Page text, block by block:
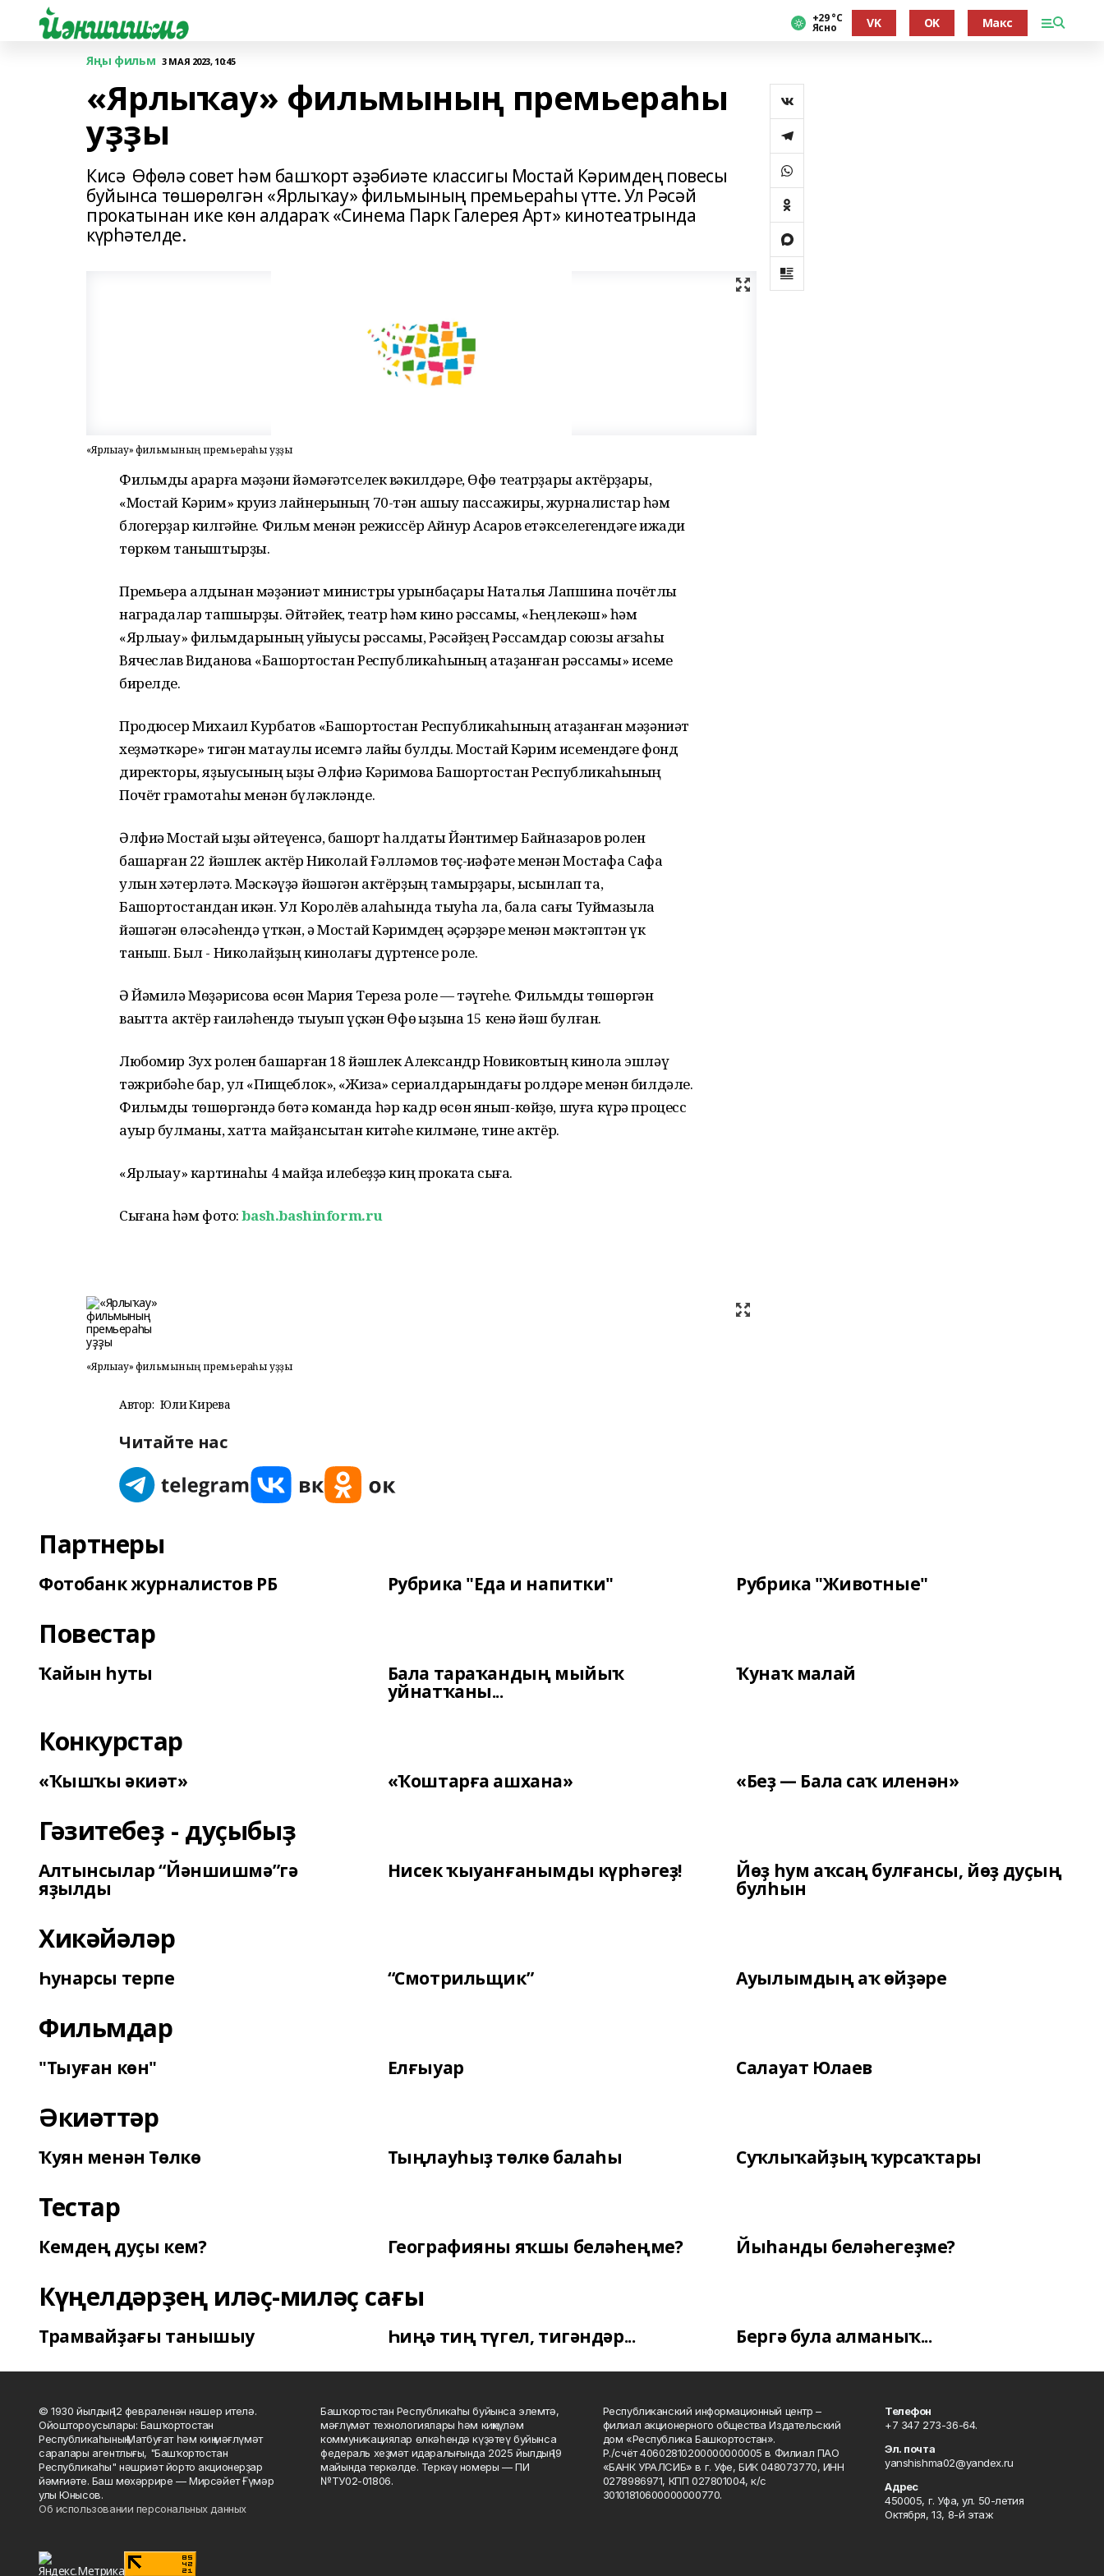
+29 °С
Ясно VK OK Макс
Яңы фильм 3 МАЯ 2023, 10:45
«Ярлыҡау» фильмының премьераһы
уҙҙы
Кисә Өфөлә совет һәм башҡорт әҙәбиәте классигы Мостай Кәримдең повесы
буйынса төшөрөлгән «Ярлыҡау» фильмының премьераһы үтте. Ул Рәсәй
прокатынан ике көн алдараҡ «Синема Парк Галерея Арт» кинотеатрында
күрһәтелде.
«Ярлыҡау» фильмының премьераһы уҙҙы
Фильмды ҡарарға мәҙәни йәмәғәтселек вәкилдәре, Өфө театрҙары актёрҙары,
«Мостай Кәрим» круиз лайнерының 70-тән ашыу пассажиры, журналистар һәм
блогерҙар килгәйне. Фильм менән режиссёр Айнур Асҡаров етәкселегендәге ижади
төркөм таныштырҙы.
Премьера алдынан мәҙәниәт министры урынбаҫары Наталья Лапшина почётлы
наградалар тапшырҙы. Әйтәйек, театр һәм кино рәссамы, «Һеңлекәш» һәм
«Ярлыҡау» фильмдарының ҡуйыусы рәссамы, Рәсәйҙең Рәссамдар союзы ағзаһы
Вячеслав Видановҡа «Башҡортостан Республикаһының атҡаҙанған рәссамы» исеме
бирелде.
Продюсер Михаил Курбатов «Башҡортостан Республикаһының атҡаҙанған мәҙәниәт
хеҙмәткәре» тигән маҡтаулы исемгә лайыҡ булды. Мостай Кәрим исемендәге фонд
директоры, яҙыусының ҡыҙы Әлфиә Кәримова Башҡортостан Республикаһының
Почёт грамотаһы менән бүләкләнде.
Әлфиә Мостай ҡыҙы әйтеүенсә, башҡорт һалдаты Йәнтимер Байназаров ролен
башҡарған 22 йәшлек актёр Николай Ғәлләмов төҫ-ҡиәфәте менән Мостафа Сафа
улын хәтерләтә. Мәскәүҙә йәшәгән актёрҙың тамырҙары, ысынлап та,
Башҡортостандан икән. Ул Королёв ҡалаһында тыуһа ла, бала сағы Туймазыла
йәшәгән өләсәһендә үткән, ә Мостай Кәримдең әҫәрҙәре менән мәктәптән үк
таныш. Был - Николайҙың кинолағы дүртенсе роле.
Ә Йәмилә Мөҙәрисова өсөн Мария Тереза роле — тәүгеһе. Фильмды төшөргән
ваҡытта актёр ғаиләһендә тыуып үҫкән Өфө ҡыҙына 15 кенә йәш булған.
Любомир Зух ролен башҡарған 18 йәшлек Александр Новиковтың кинола эшләү
тәжрибәһе бар, ул «Пищеблок», «Жиза» сериалдарындағы ролдәре менән билдәле.
Фильмды төшөргәндә бөтә команда һәр кадр өсөн янып-көйҙө, шуға күрә процесс
ауыр булманы, хатта майҙансыҡтан китәһе килмәне, тине актёр.
«Ярлыҡау» картинаһы 4 майҙа илебеҙҙә киң прокатҡа сыға.
Сығанаҡ һәм фото:bash.bashinform.ru
«Ярлыҡау» фильмының премьераһы уҙҙы
Автор: Юлиә Кирәева
Читайте нас
Партнеры
Фотобанк журналистов РБ Рубрика "Еда и напитки" Рубрика "Животные"
Повестар
Ҡайын һуты Бала тараҡандың мыйыҡ
уйнатҡаны...
Ҡунаҡ малай
Конкурстар
«Ҡышҡы әкиәт» «Ҡоштарға ашхана» «Беҙ — Бала саҡ иленән»
Гәзитебеҙ - дуҫыбыҙ
Алтынсылар “Йәншишмә”гә
яҙылды
Нисек ҡыуанғанымды күрһәгеҙ! Йөҙ һум аҡсаң булғансы, йөҙ дуҫың
булһын
Хикәйәләр
Һунарсы терпе “Смотрильщик” Ауылымдың аҡ өйҙәре
Фильмдар
"Тыуған көн" Елғыуар Салауат Юлаев
Әкиәттәр
Ҡуян менән Төлкө Тыңлауһыҙ төлкө балаһы Суҡлыҡайҙың ҡурсаҡтары
Тестар
Кемдең дуҫы кем? Географияны яҡшы беләһеңме? Йыһанды беләһегеҙме?
Күңелдәрҙең иләҫ-миләҫ сағы
Трамвайҙағы танышыу Һиңә тиң түгел, тигәндәр... Бергә була алманыҡ...
© 1930 йылдың 12 февраленән нәшер ителә.
Ойоштороусылары: Башҡортостан
Республикаһының Матбуғат һәм киң мәғлүмәт
саралары агентлығы, "Башҡортостан
Республикаһы" нәшриәт йорто акционерҙар
йәмғиәте. Баш мөхәррире — Мирсәйет Ғүмәр
улы Юнысов.
Об использовании персональных данных
Башҡортостан Республикаһы буйынса элемтә,
мәғлүмәт технологиялары һәм киңкүләм
коммуникациялар өлкәһендә күҙәтеү буйынса
федераль хеҙмәт идаралығында 2025 йылдың 19
майында теркәлде. Теркәү номеры — ПИ
№ТУ02-01806.
Республиканский информационный центр –
филиал акционерного общества Издательский
дом «Республика Башкортостан».
Р./счёт 40602810200000000005 в Филиал ПАО
«БАНК УРАЛСИБ» в г. Уфе, БИК 048073770, ИНН
0278986971, КПП 027801004, к/с
30101810600000000770.
Телефон
+7 347 273-36-64.
Эл. почта
yanshishma02@yandex.ru
Адрес
450005, г. Уфа, ул. 50-летия
Октября, 13, 8-й этаж